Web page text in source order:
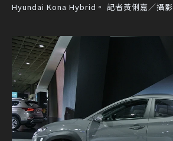
Hyundai Kona Hybrid。 記者黃俐嘉／攝影